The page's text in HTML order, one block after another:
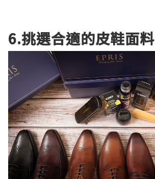
6.挑選合適的皮鞋面料